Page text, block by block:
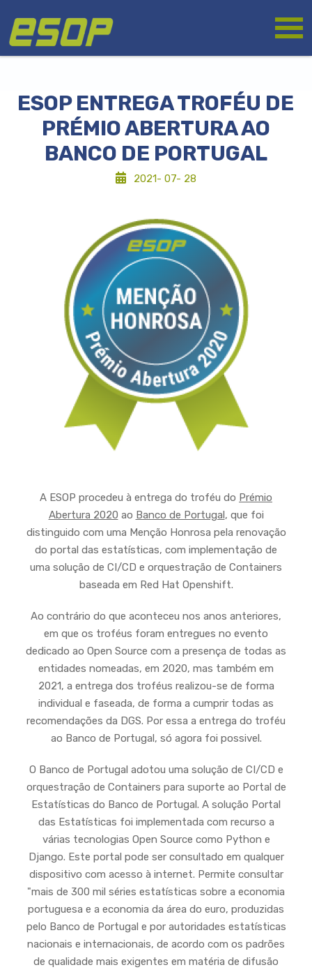
conteúdo
principal
ESOP ENTREGA TROFÉU DE
PRÉMIO ABERTURA AO
BANCO DE PORTUGAL
2021- 07- 28
A ESOP procedeu à entrega do troféu do Prémio
Abertura 2020 ao Banco de Portugal , que foi
distinguido com uma Menção Honrosa pela renovação
do portal das estatísticas, com implementação de
uma solução de CI/CD e orquestração de Containers
baseada em Red Hat Openshift.
Ao contrário do que aconteceu nos anos anteriores,
em que os troféus foram entregues no evento
dedicado ao Open Source com a presença de todas as
entidades nomeadas, em 2020, mas também em
2021, a entrega dos troféus realizou-se de forma
individual e faseada, de forma a cumprir todas as
recomendações da DGS. Por essa a entrega do troféu
ao Banco de Portugal, só agora foi possivel.
O Banco de Portugal adotou uma solução de CI/CD e
orquestração de Containers para suporte ao Portal de
Estatísticas do Banco de Portugal. A solução Portal
das Estatísticas foi implementada com recurso a
várias tecnologias Open Source como Python e
Django. Este portal pode ser consultado em qualquer
dispositivo com acesso à internet. Permite consultar
"mais de 300 mil séries estatísticas sobre a economia
portuguesa e a economia da área do euro, produzidas
pelo Banco de Portugal e por autoridades estatísticas
nacionais e internacionais, de acordo com os padrões
de qualidade mais exigentes em matéria de difusão